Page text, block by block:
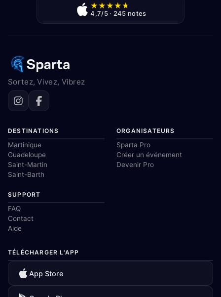
★★★★★
4,7/5 · 245 notes
Sortez, Vivez, Vibrez
DESTINATIONS
Martinique
Guadeloupe
Saint-Martin
Saint-Barth
ORGANISATEURS
Sparta Pro
Créer un événement
Devenir Pro
SUPPORT
FAQ
Contact
Aide
TÉLÉCHARGER L'APP
App Store